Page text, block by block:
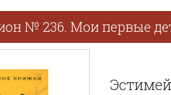
№ 236. Мои первые